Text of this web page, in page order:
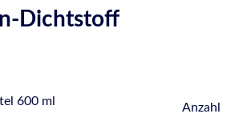
Dichtstoff
Anzahl